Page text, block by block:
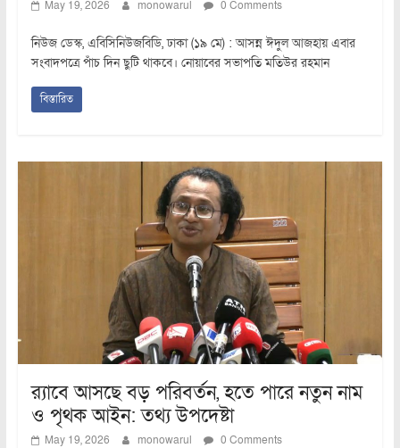
May 19, 2026 monowarul 0 Comments
নিউজ ডেস্ক, এবিসিনিউজবিডি, ঢাকা (১৯ মে) : আসন্ন ঈদুল আজহায় এবার
সংবাদপত্রে পাঁচ দিন ছুটি থাকবে। নোয়াবের সভাপতি মতিউর রহমান
বিস্তারিত
র‍্যাবে আসছে বড় পরিবর্তন, হতে পারে নতুন নাম
ও পৃথক আইন: তথ্য উপদেষ্টা
May 19, 2026 monowarul 0 Comments